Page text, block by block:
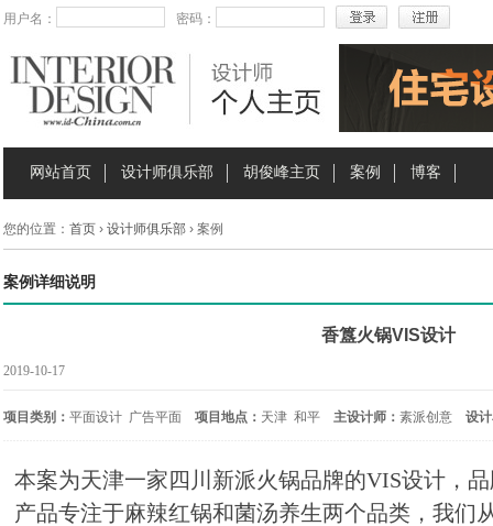
用户名： 密码：
网站首页 设计师俱乐部 胡俊峰主页 案例 博客
您的位置： 首页› 设计师俱乐部› 案例
案例详细说明
香簋火锅VIS设计
2019-10-17
项目类别： 平面设计 广告平面 项目地点： 天津 和平 主设计师： 素派创意 设
本案为天津一家四川新派火锅品牌的VIS设计，
产品专注于麻辣红锅和菌汤养生两个品类，我们